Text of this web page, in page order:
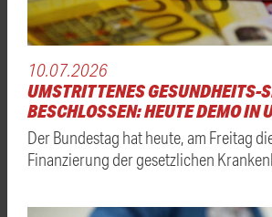
10.07.2026
UMSTRITTENES GESUNDHEITS-
BESCHLOSSEN: HEUTE DEMO IN
Der Bundestag hat heute, am Freitag
Finanzierung der gesetzlichen